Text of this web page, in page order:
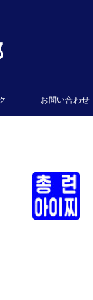
お問い合わせ